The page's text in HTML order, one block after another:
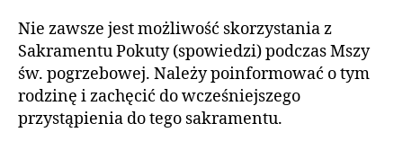
Nie zawsze jest możliwość skorzystania z
Sakramentu Pokuty (spowiedzi) podczas Mszy
św. pogrzebowej. Należy poinformować o tym
rodzinę i zachęcić do wcześniejszego
przystąpienia do tego sakramentu.